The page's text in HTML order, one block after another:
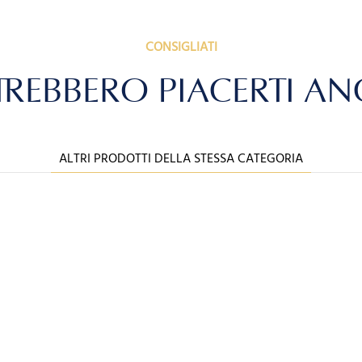
CONSIGLIATI
PIACERTI
ALTRI PRODOTTI DELLA STESSA CATEGORIA